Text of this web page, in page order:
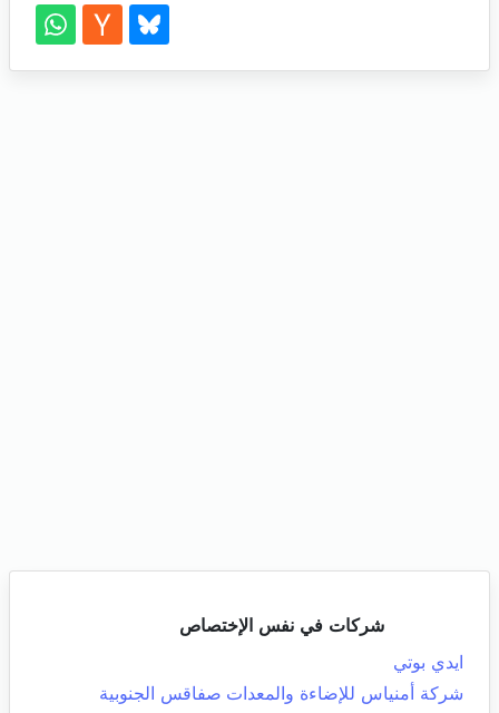
شركات في نفس الإختصاص
ايدي بوتي
شركة أمنياس للإضاءة والمعدات صفاقس الجنوبية